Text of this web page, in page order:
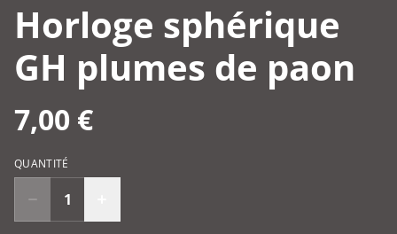
Horloge sphérique
GH plumes de paon
7,00 €
QUANTITÉ